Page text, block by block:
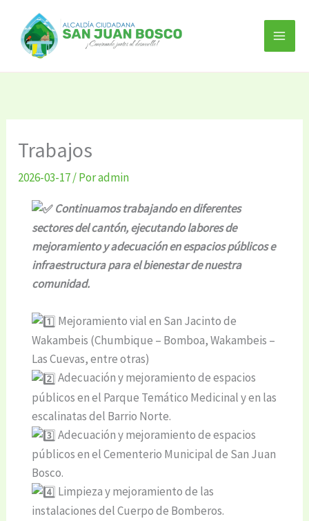
contenido
Trabajos
2026-03-17/ Poradmin
Continuamos trabajando en diferentes
sectores del cantón, ejecutando labores de
mejoramiento y adecuación en espacios públicos e
infraestructura para el bienestar de nuestra
comunidad.
Mejoramiento vial en San Jacinto de
Wakambeis (Chumbique – Bomboa, Wakambeis –
Las Cuevas, entre otras)
Adecuación y mejoramiento de espacios
públicos en el Parque Temático Medicinal y en las
escalinatas del Barrio Norte.
Adecuación y mejoramiento de espacios
públicos en el Cementerio Municipal de San Juan
Bosco.
Limpieza y mejoramiento de las
instalaciones del Cuerpo de Bomberos.